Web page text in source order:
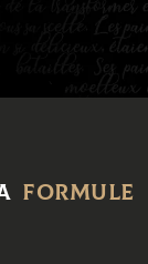
Formule